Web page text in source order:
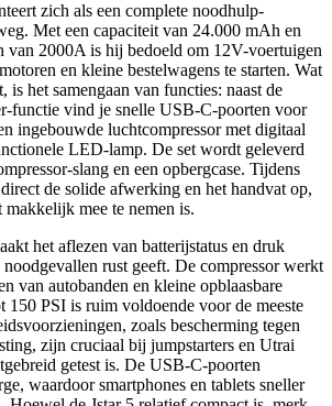
zich als een complete noodhulp-
Met een capaciteit van 24.000 mAh en
van 2000A is hij bedoeld om 12V-voertuigen
en kleine bestelwagens te starten. Wat
is het samengaan van functies: naast de
functie vind je snelle USB-C-poorten voor
ingebouwde luchtcompressor met digitaal
LED-lamp. De set wordt geleverd
slang en een opbergcase. Tijdens
de solide afwerking en het handvat op,
makkelijk mee te nemen is.
het aflezen van batterijstatus en druk
rust geeft. De compressor werkt
van autobanden en kleine opblaasbare
150 PSI is ruim voldoende voor de meeste
zoals bescherming tegen
zijn cruciaal bij jumpstarters en Utrai
getest is. De USB-C-poorten
waardoor smartphones en tablets sneller